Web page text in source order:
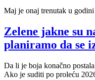
Maj je onaj trenutak u
Zelene jakne su
planiramo da se
Da li je boja konačno
Ako je suditi po proleću